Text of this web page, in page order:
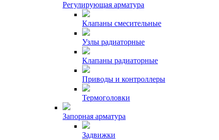
Регулирующая арматура
Клапаны смесительные
Узлы радиаторные
Клапаны радиаторные
Приводы и контроллеры
Термоголовки
Запорная арматура
Задвижки